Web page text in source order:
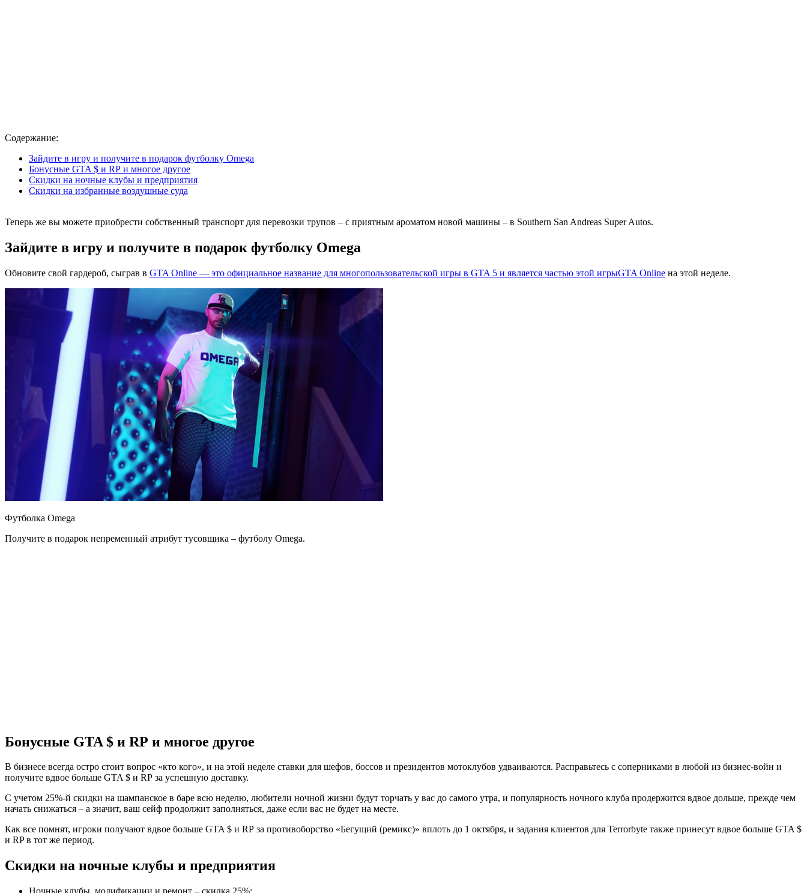
Содержание:
Зайдите в игру и получите в подарок футболку Omega
Бонусные GTA $ и RP и многое другое
Скидки на ночные клубы и предприятия
Скидки на избранные воздушные суда
Теперь же вы можете приобрести собственный транспорт для перевозки трупов – с приятным ароматом новой машины – в Southern San Andreas Super Autos.
Зайдите в игру и получите в подарок футболку Omega
Обновите свой гардероб, сыграв в GTA Online — это официальное название для многопользовательской игры в GTA 5 и является частью этой игрыGTA Online на этой неделе.
Футболка Omega
Получите в подарок непременный атрибут тусовщика – футболу Omega.
Бонусные GTA $ и RP и многое другое
В бизнесе всегда остро стоит вопрос «кто кого», и на этой неделе ставки для шефов, боссов и президентов мотоклубов удваиваются. Расправьтесь с соперниками в любой из бизнес-войн и
получите вдвое больше GTA $ и RP за успешную доставку.
С учетом 25%-й скидки на шампанское в баре всю неделю, любители ночной жизни будут торчать у вас до самого утра, и популярность ночного клуба продержится вдвое дольше, прежде чем
начать снижаться – а значит, ваш сейф продолжит заполняться, даже если вас не будет на месте.
Как все помнят, игроки получают вдвое больше GTA $ и RP за противоборство «Бегущий (ремикс)» вплоть до 1 октября, и задания клиентов для Terrorbyte также принесут вдвое больше GTA $
и RP в тот же период.
Скидки на ночные клубы и предприятия